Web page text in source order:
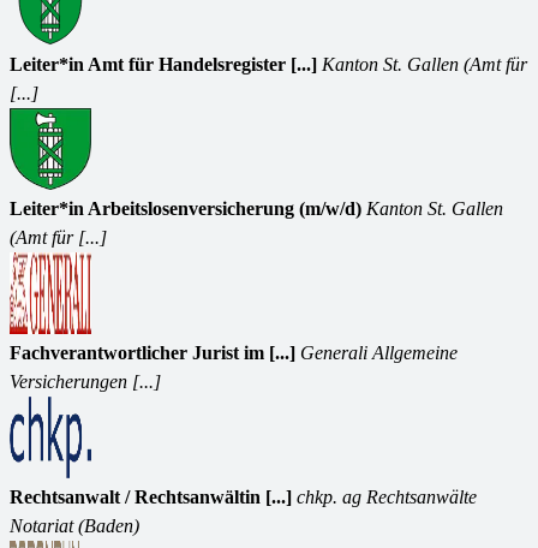
Leiter*in Amt für Handelsregister [...] Kanton St. Gallen (Amt für
[...]
Leiter*in Arbeitslosenversicherung (m/w/d) Kanton St. Gallen
(Amt für [...]
Fachverantwortlicher Jurist im [...] Generali Allgemeine
Versicherungen [...]
Rechtsanwalt / Rechtsanwältin [...] chkp. ag Rechtsanwälte
Notariat (Baden)